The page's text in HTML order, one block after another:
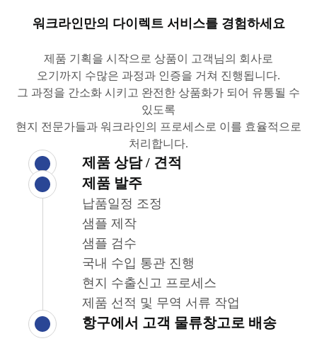
워크라인만의 다이렉트 서비스를 경험하세요
제품 기획을 시작으로 상품이 고객님의 회사로
오기까지 수많은 과정과 인증을 거쳐 진행됩니다.
그 과정을 간소화 시키고 완전한 상품화가 되어 유통될 수
있도록
현지 전문가들과 워크라인의 프로세스로 이를 효율적으로
처리합니다.
제품 상담 / 견적
제품 발주
납품일정 조정
샘플 제작
샘플 검수
국내 수입 통관 진행
현지 수출신고 프로세스
제품 선적 및 무역 서류 작업
항구에서 고객 물류창고로 배송